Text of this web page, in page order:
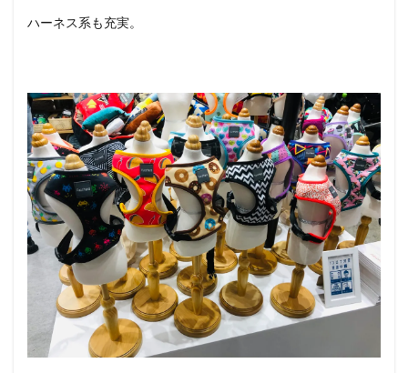
ハーネス系も充実。